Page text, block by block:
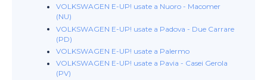
VOLKSWAGEN E-UP! usate a Nuoro - Macomer
(NU)
VOLKSWAGEN E-UP! usate a Padova - Due Carrare
(PD)
VOLKSWAGEN E-UP! usate a Palermo
VOLKSWAGEN E-UP! usate a Pavia - Casei Gerola
(PV)